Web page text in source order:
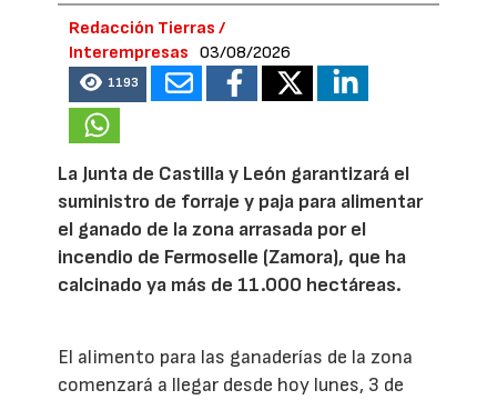
Redacción Tierras /
Interempresas
03/08/2026
1193
La Junta de Castilla y León garantizará el
suministro de forraje y paja para alimentar
el ganado de la zona arrasada por el
incendio de Fermoselle (Zamora), que ha
calcinado ya más de 11.000 hectáreas.
El alimento para las ganaderías de la zona
comenzará a llegar desde hoy lunes, 3 de